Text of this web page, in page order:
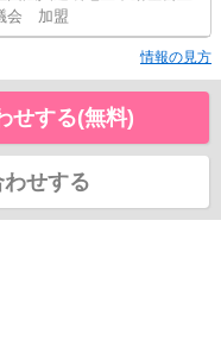
会 加盟
情報の見方
せする(無料)
せする